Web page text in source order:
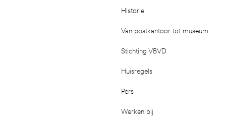
Historie
Van postkantoor tot museum
Stichting VBVD
Huisregels
Pers
Werken bij